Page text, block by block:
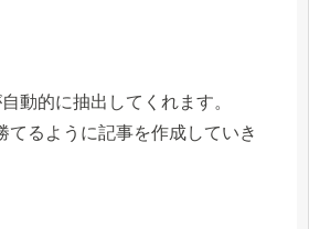
動的に抽出してくれます。
てるように記事を作成していき